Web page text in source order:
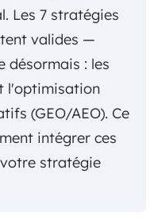
Les 7 stratégies
valides —
désormais : les
l'optimisation
(GEO/AEO). Ce
intégrer ces
stratégie